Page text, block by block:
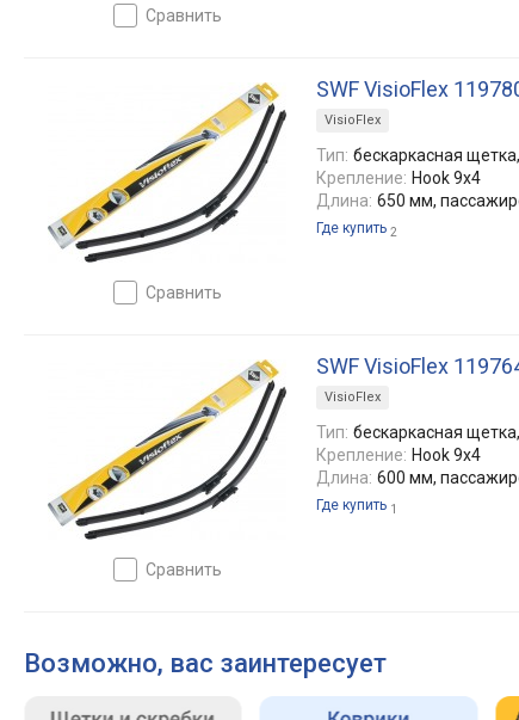
сравнить
сравнить
SWF VisioFlex
VisioFlex
Тип: бескаркасная
Крепление: Hook 9x4
Длина: 650 мм,
Где купить 2
сравнить
SWF VisioFlex
VisioFlex
Тип: бескаркасная
Крепление: Hook 9x4
Длина: 600 мм,
Где купить 1
Возможно, вас заинтересует